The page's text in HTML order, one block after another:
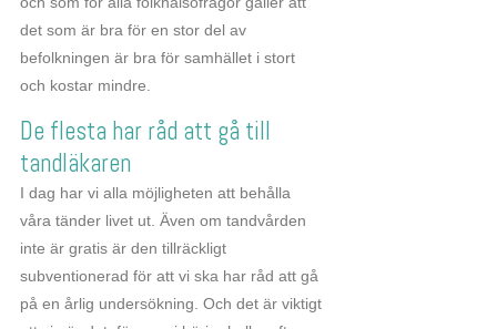
det som är bra för en stor del av
befolkningen är bra för samhället i stort
och kostar mindre.
De flesta har råd att gå till
tandläkaren
I dag har vi alla möjligheten att behålla
våra tänder livet ut. Även om tandvården
inte är gratis är den tillräckligt
subventionerad för att vi ska har råd att gå
på en årlig undersökning. Och det är viktigt